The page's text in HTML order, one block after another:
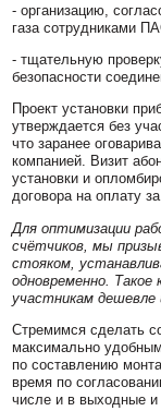
- организацию,
газа сотрудниками
- тщательную
безопасности
Проект установки
утверждается без
что заранее
компанией. Визит
установки и
договора на оплату
Для оптимизации
счётчиков, мы
стояком,
одновременно. Такое
участникам дешевле
Стремимся сделать
максимально
по составлению
время по
числе и в выходные и